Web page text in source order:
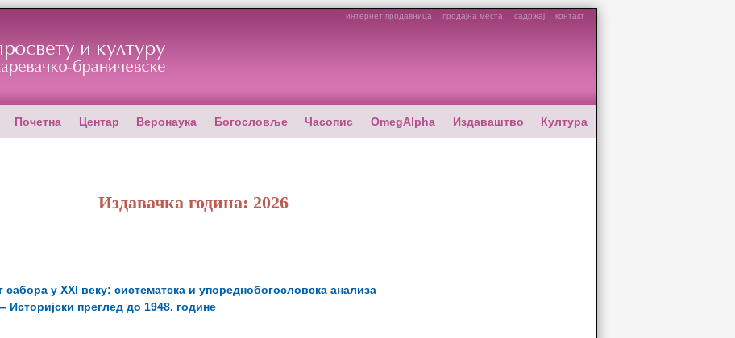
интернет продавница продајна места садржај контакт
Почетна Центар Веронаука Богословље Часопис OmegAlpha Издаваштво Култура
Издавачка година: 2026
у XXI веку: систематска и упореднобогословска анализа
Историјски преглед до 1948. године